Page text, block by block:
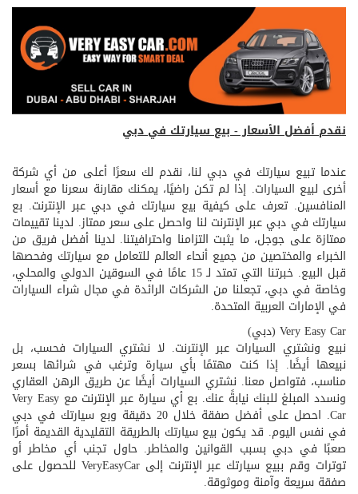
نقدم أفضل الأسعار - بيع سيارتك في دبي
عندما تبيع سيارتك في دبي لنا، نقدم لك سعرًا أعلى من أي شركة
أخرى لبيع السيارات. إذا لم تكن راضيًا، يمكنك مقارنة سعرنا مع أسعار
المنافسين. تعرف على كيفية بيع سيارتك في دبي عبر الإنترنت. بع
سيارتك في دبي عبر الإنترنت لنا واحصل على سعر ممتاز. لدينا تقييمات
ممتازة على جوجل، ما يثبت التزامنا واحترافيتنا. لدينا أفضل فريق من
الخبراء والمختصين من جميع أنحاء العالم للتعامل مع سيارتك وفحصها
قبل البيع. خبرتنا التي تمتد لـ 15 عامًا في السوقين الدولي والمحلي،
وخاصة في دبي، تجعلنا من الشركات الرائدة في مجال شراء السيارات
في الإمارات العربية المتحدة.
Very Easy Car (دبي)
نبيع ونشتري السيارات عبر الإنترنت. لا نشتري السيارات فحسب، بل
نبيعها أيضًا. إذا كنت مهتمًا بأي سيارة وترغب في شرائها بسعر
مناسب، فتواصل معنا. نشتري السيارات أيضًا عن طريق الرهن العقاري
ونسدد المبلغ للبنك نيابةً عنك. بع أي سيارة عبر الإنترنت مع Very Easy
Car. احصل على أفضل صفقة خلال 20 دقيقة وبع سيارتك في دبي
في نفس اليوم. قد يكون بيع سيارتك بالطريقة التقليدية القديمة أمرًا
صعبًا في دبي بسبب القوانين والمخاطر. حاول تجنب أي مخاطر أو
توترات وقم ببيع سيارتك عبر الإنترنت إلى VeryEasyCar للحصول على
صفقة سريعة وآمنة وموثوقة.